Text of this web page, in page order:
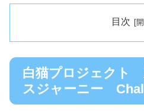
目次
白猫プロジェクト
スジャーニー